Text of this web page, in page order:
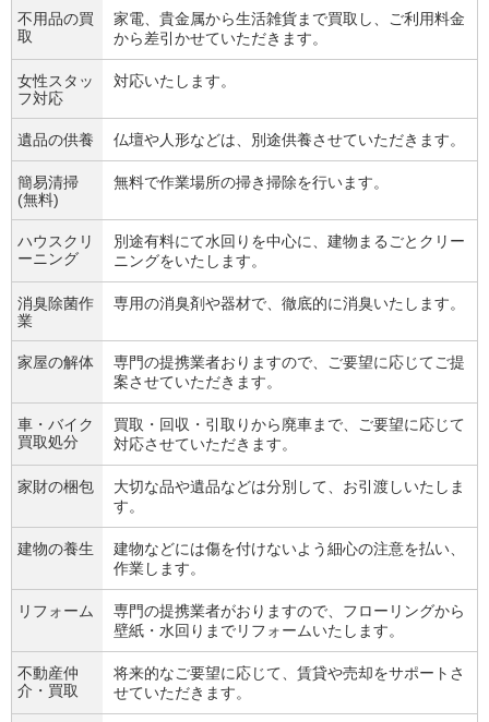
不用品の買
取
家電、貴金属から生活雑貨まで買取し、ご利用料金
から差引かせていただきます。
女性スタッ
フ対応
対応いたします。
遺品の供養 仏壇や人形などは、別途供養させていただきます。
簡易清掃
(無料)
無料で作業場所の掃き掃除を行います。
ハウスクリ
ーニング
別途有料にて水回りを中心に、建物まるごとクリー
ニングをいたします。
消臭除菌作
業
専用の消臭剤や器材で、徹底的に消臭いたします。
家屋の解体
専門の提携業者おりますので、ご要望に応じてご提
案させていただきます。
車・バイク
買取処分
買取・回収・引取りから廃車まで、ご要望に応じて
対応させていただきます。
家財の梱包
大切な品や遺品などは分別して、お引渡しいたしま
す。
建物の養生
建物などには傷を付けないよう細心の注意を払い、
作業します。
リフォーム
専門の提携業者がおりますので、フローリングから
壁紙・水回りまでリフォームいたします。
不動産仲
介・買取
将来的なご要望に応じて、賃貸や売却をサポートさ
せていただきます。